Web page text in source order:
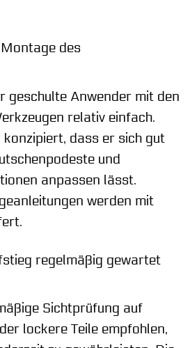
des
geschulte Anwender mit den
relativ einfach.
dass er sich gut
und
anpassen lässt.
werden mit
regelmäßig gewartet
Sichtprüfung auf
lockere Teile empfohlen,